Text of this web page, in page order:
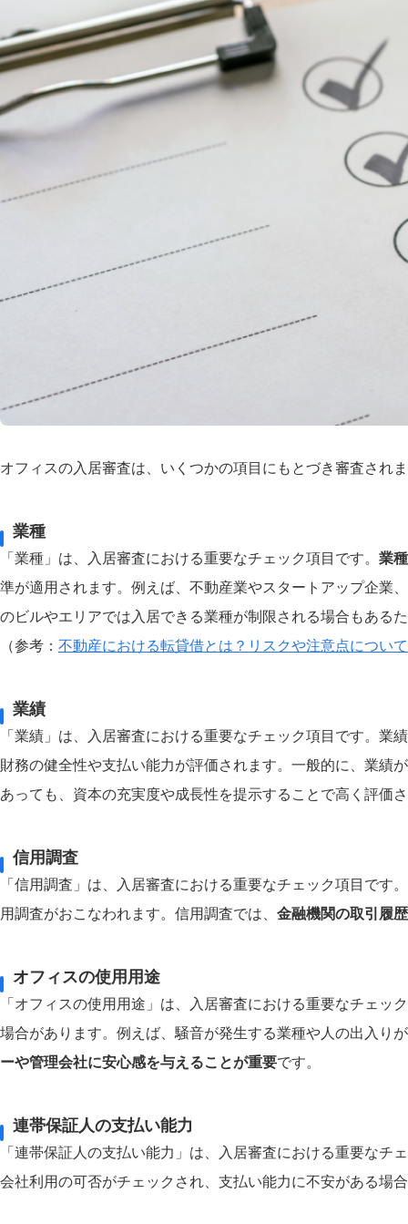
オフィスの入居審査は、いくつかの項目にもとづき審査され
業種
「業種」は、入居審査における重要なチェック項目です。 業
準が適用されます。例えば、不動産業やスタートアップ企業
のビルやエリアでは入居できる業種が制限される場合もある
（参考： 不動産における転貸借とは？ リスクや注意点につい
業績
「業績」は、入居審査における重要なチェック項目です。業
財務の健全性や支払い能力が評価されます。一般的に、業績
あっても、資本の充実度や成長性を提示することで高く評価
信用調査
「信用調査」は、入居審査における重要なチェック項目で
用調査がおこなわれます。信用調査では、 金融機関の取引履
オフィスの使用用途
「オフィスの使用用途」は、入居審査における重要なチェ
場合があります。例えば、騒音が発生する業種や人の出入り
ーや管理会社に安心感を与えることが重要です。
連帯保証人の支払い能力
「連帯保証人の支払い能力」は、入居審査における重要な
会社利用の可否がチェックされ、支払い能力に不安がある場